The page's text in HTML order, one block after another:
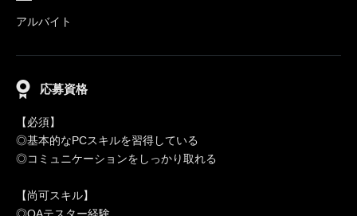
アルバイト
応募資格
【必須】
◎基本的なPCスキルを習得している
◎コミュニケーションをしっかり取れる
【尚可スキル】